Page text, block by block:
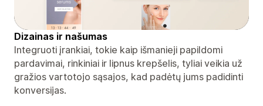
Dizainas ir našumas
Integruoti įrankiai, tokie kaip išmanieji papildomi
pardavimai, rinkiniai ir lipnus krepšelis, tyliai veikia už
gražios vartotojo sąsajos, kad padėtų jums padidinti
konversijas.